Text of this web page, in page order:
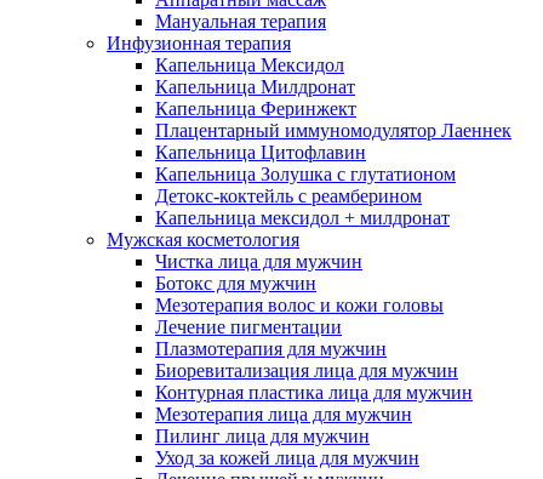
Мануальная терапия
Инфузионная терапия
Капельница Мексидол
Капельница Милдронат
Капельница Феринжект
Плацентарный иммуномодулятор Лаеннек
Капельница Цитофлавин
Капельница Золушка с глутатионом
Детокс-коктейль с реамберином
Капельница мексидол + милдронат
Мужская косметология
Чистка лица для мужчин
Ботокс для мужчин
Мезотерапия волос и кожи головы
Лечение пигментации
Плазмотерапия для мужчин
Биоревитализация лица для мужчин
Контурная пластика лица для мужчин
Мезотерапия лица для мужчин
Пилинг лица для мужчин
Уход за кожей лица для мужчин